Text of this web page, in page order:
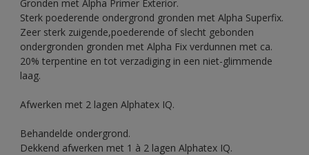
Gronden met Alpha Primer Exterior.
Sterk poederende ondergrond gronden met Alpha Superfix.
Zeer sterk zuigende,poederende of slecht gebonden
ondergronden gronden met Alpha Fix verdunnen met ca.
20% terpentine en tot verzadiging in een niet-glimmende
laag.
Afwerken met 2 lagen Alphatex IQ.
Behandelde ondergrond.
Dekkend afwerken met 1 à 2 lagen Alphatex IQ.